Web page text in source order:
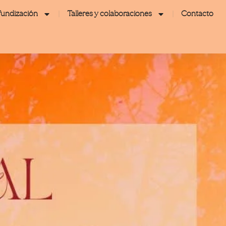
Talleres y colaboraciones Contacto